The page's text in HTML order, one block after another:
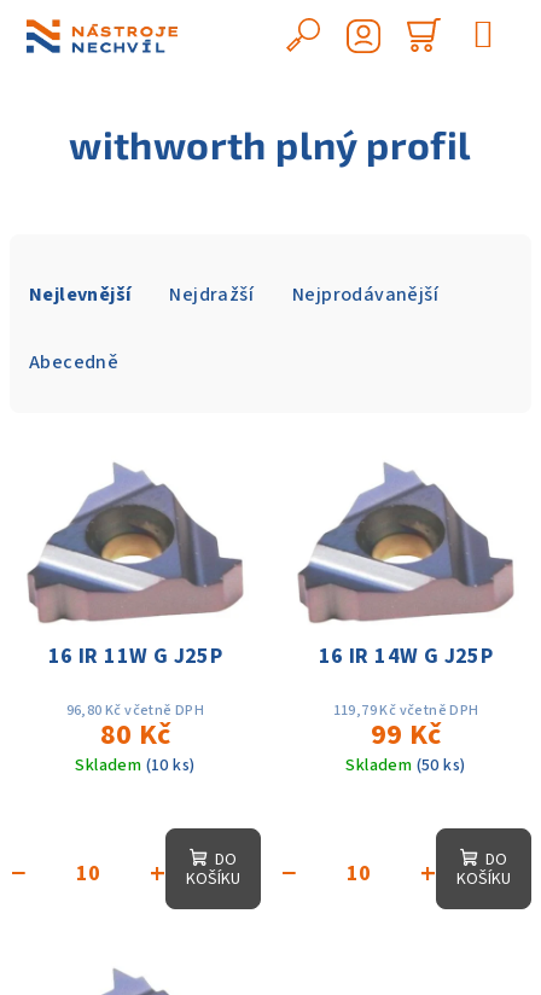
obsah
Hledat
košík
withworth plný profil
Nejlevnější Nejdražší Nejprodávanější
Abecedně
16 IR 11W G J25P
96,80 Kč včetně DPH
80 Kč
Skladem (10 ks)
+
−
DO
KOŠÍKU
16 IR 14W G J25P
119,79 Kč včetně DPH
99 Kč
Skladem (50 ks)
+
−
DO
KOŠÍKU